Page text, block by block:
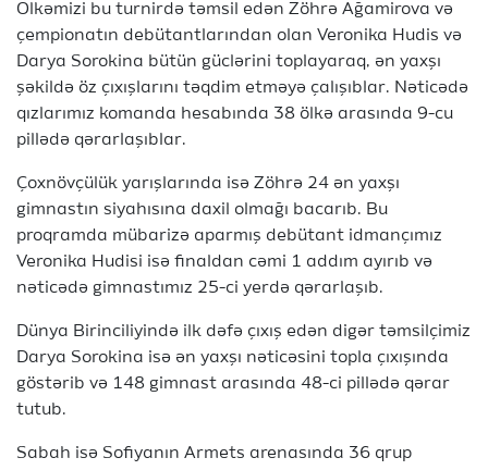
Ölkəmizi bu turnirdə təmsil edən Zöhrə Ağamirova və
çempionatın debütantlarından olan Veronika Hudis və
Darya Sorokina bütün güclərini toplayaraq, ən yaxşı
şəkildə öz çıxışlarını təqdim etməyə çalışıblar. Nəticədə
qızlarımız komanda hesabında 38 ölkə arasında 9-cu
pillədə qərarlaşıblar.
Çoxnövçülük yarışlarında isə Zöhrə 24 ən yaxşı
gimnastın siyahısına daxil olmağı bacarıb. Bu
proqramda mübarizə aparmış debütant idmançımız
Veronika Hudisi isə finaldan cəmi 1 addım ayırıb və
nəticədə gimnastımız 25-ci yerdə qərarlaşıb.
Dünya Birinciliyində ilk dəfə çıxış edən digər təmsilçimiz
Darya Sorokina isə ən yaxşı nəticəsini topla çıxışında
göstərib və 148 gimnast arasında 48-ci pillədə qərar
tutub.
Sabah isə Sofiyanın Armets arenasında 36 qrup